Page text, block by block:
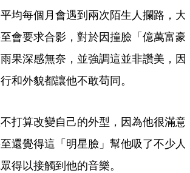
均每個月會遇到兩次陌生人攔路，大
會要求合影，對於因撞臉「億萬富豪
果深感無奈，並強調這並非讚美，因
和外貌都讓他不敢苟同。
打算改變自己的外型，因為他很滿意
還覺得這「明星臉」幫他吸了不少人
得以接觸到他的音樂。